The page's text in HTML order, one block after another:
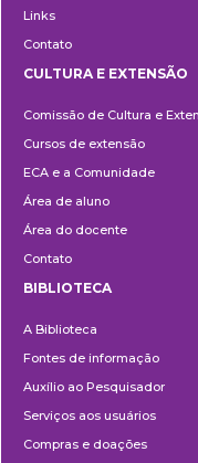
Links
Contato
e
Extensão
CULTURA E EXTENSÃO
Comissão de Cultura e
Cursos de extensão
ECA e a Comunidade
Área de aluno
Área do docente
Contato
BIBLIOTECA
A Biblioteca
Fontes de informação
Auxílio ao Pesquisador
Serviços aos usuários
Compras e doações